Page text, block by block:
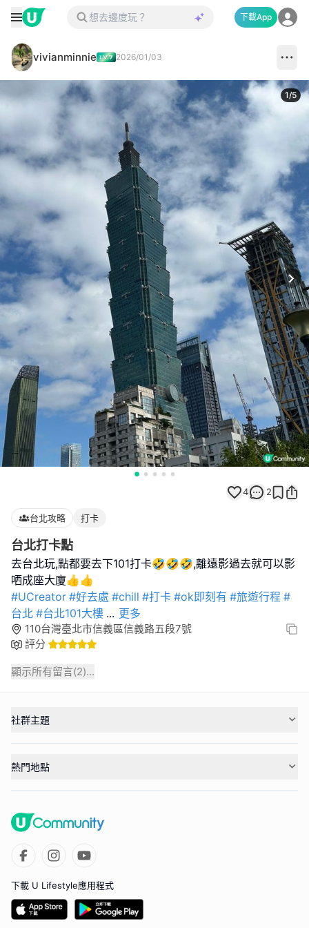
下載App
vivianminnie 2026/01/03
1/5
4 2
台北攻略 打卡
台北打卡點
去台北玩,點都要去下101打卡🤣🤣🤣,離遠影過去就可以影
#UCreator #好去處 #chill #打卡 #ok即刻有 #旅遊行程 #
台北 #台北101大樓 ... 更多
110台灣臺北市信義區信義路五段7號
評分
顯示所有留言(2)...
社群主題
熱門地點
下載 U Lifestyle應用程式